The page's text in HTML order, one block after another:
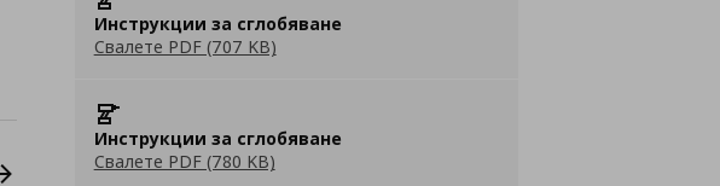
Инструкции за сглобяване
Свалете PDF (707 KB)
Инструкции за сглобяване
Свалете PDF (780 KB)